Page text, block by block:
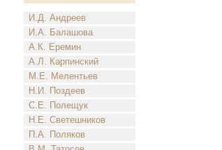
И.Д. Андреев
И.А. Балашова
А.К. Еремин
А.Л. Карпинский
М.Е. Мелентьев
Н.И. Поздеев
С.Е. Полещук
Н.Е. Светешников
П.А. Поляков